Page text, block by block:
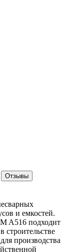
Отзывы
и емкостей.
A516 подходит
строительстве
производства